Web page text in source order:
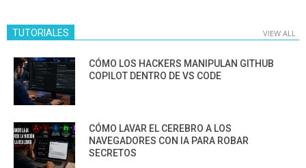
TUTORIALES VIEW ALL
CÓMO LOS HACKERS MANIPULAN GITHUB
COPILOT DENTRO DE VS CODE
CÓMO LAVAR EL CEREBRO A LOS
NAVEGADORES CON IA PARA ROBAR
SECRETOS